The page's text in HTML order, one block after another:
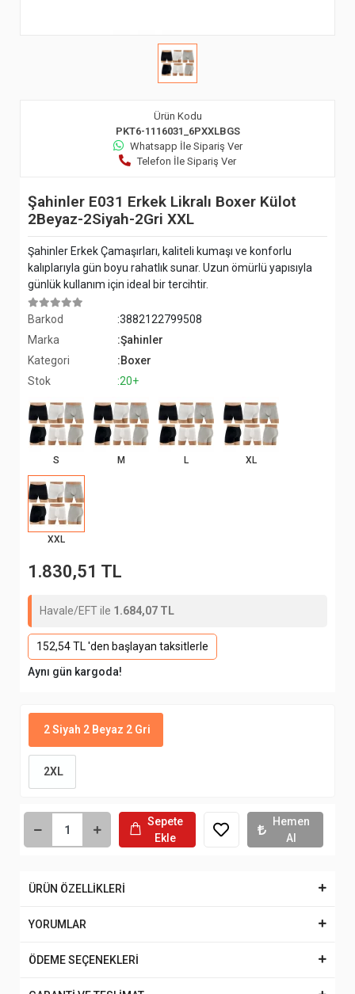
Ürün Kodu
PKT6-1116031_6PXXLBGS
Whatsapp İle Sipariş Ver
Telefon İle Sipariş Ver
Şahinler E031 Erkek Likralı Boxer Külot
2Beyaz-2Siyah-2Gri XXL
Şahinler Erkek Çamaşırları, kaliteli kumaşı ve konforlu
kalıplarıyla gün boyu rahatlık sunar. Uzun ömürlü yapısıyla
günlük kullanım için ideal bir tercihtir.
Barkod
:3882122799508
Marka
:Şahinler
Kategori
:Boxer
Stok
:20+
S M L XL
XXL
1.830,51 TL
Havale/EFT ile 1.684,07 TL
152,54 TL 'den başlayan taksitlerle
Aynı gün kargoda!
2 Siyah 2 Beyaz 2 Gri
2XL
Sepete
Ekle
Hemen
Al
ÜRÜN ÖZELLİKLERİ
YORUMLAR
ÖDEME SEÇENEKLERİ